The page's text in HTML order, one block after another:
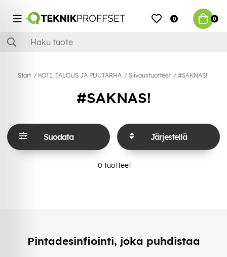
0 0
Start KOTI, TALOUS JA PUUTARHA Siivoustuotteet #SAKNAS!
#SAKNAS!
Suodata Järjestellä
0 tuotteet
Pintadesinfiointi, joka puhdistaa